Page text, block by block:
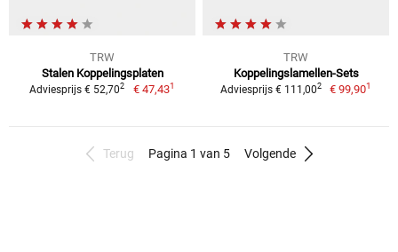
TRW
Stalen Koppelingsplaten
Adviesprijs € 52,702 € 47,431
TRW
Koppelingslamellen-Sets
Adviesprijs € 111,002 € 99,901
Terug Pagina 1 van 5 Volgende